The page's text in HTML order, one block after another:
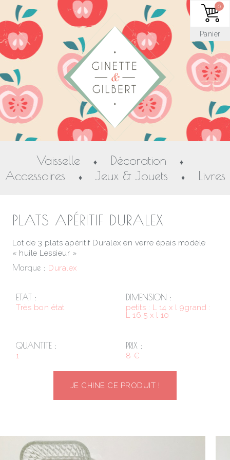
Vaisselle ♦ Décoration ♦
Accessoires ♦ Jeux & Jouets ♦ Livres
PLATS APÉRITIF DURALEX
Lot de 3 plats apéritif Duralex en verre épais modèle
« huile Lessieur »
Marque : Duralex
ETAT :
Très bon état
DIMENSION :
petits : L 14 x l 9grand :
L 16.5 x l 10
QUANTITE :
1
PRIX :
8 €
JE CHINE CE PRODUIT !
Panier
0